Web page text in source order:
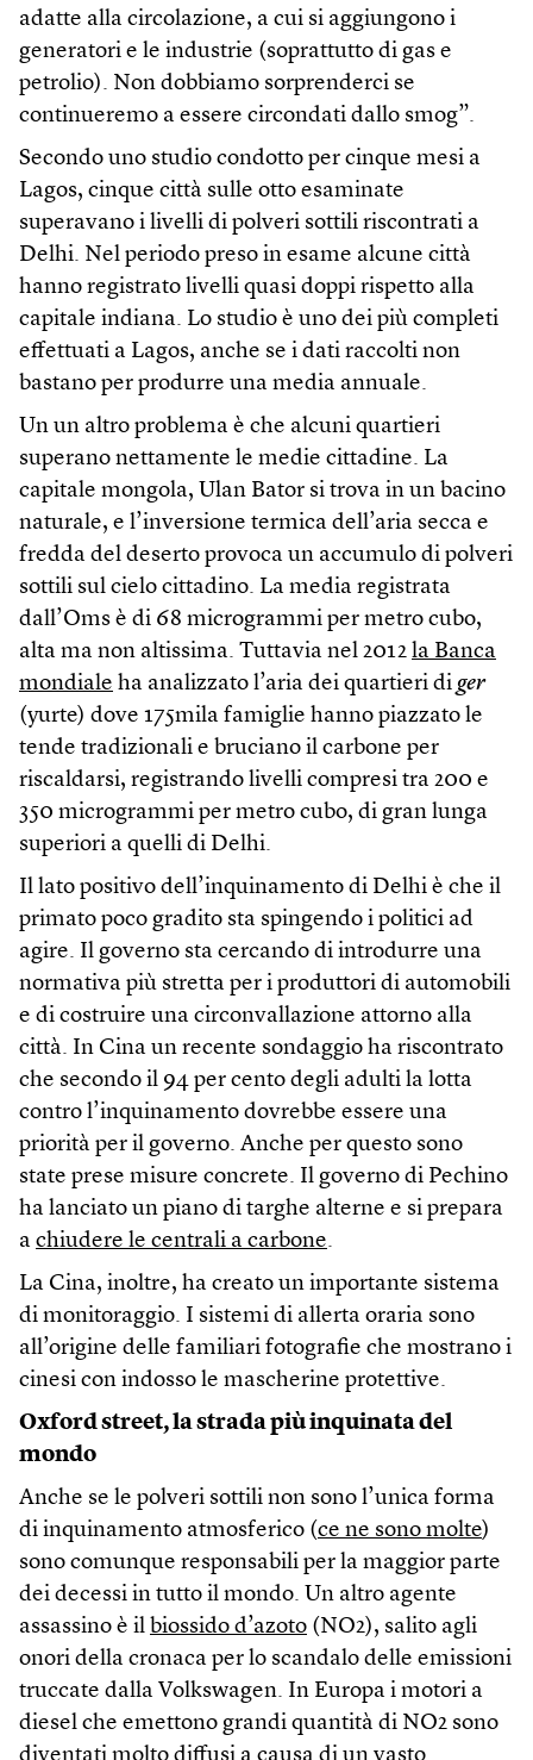
adatte alla circolazione, a cui si aggiungono i
generatori e le industrie (soprattutto di gas e
petrolio). Non dobbiamo sorprenderci se
continueremo a essere circondati dallo smog”.
Secondo uno studio condotto per cinque mesi a
Lagos, cinque città sulle otto esaminate
superavano i livelli di polveri sottili riscontrati a
Delhi. Nel periodo preso in esame alcune città
hanno registrato livelli quasi doppi rispetto alla
capitale indiana. Lo studio è uno dei più completi
effettuati a Lagos, anche se i dati raccolti non
bastano per produrre una media annuale.
Un un altro problema è che alcuni quartieri
superano nettamente le medie cittadine. La
capitale mongola, Ulan Bator si trova in un bacino
naturale, e l’inversione termica dell’aria secca e
fredda del deserto provoca un accumulo di polveri
sottili sul cielo cittadino. La media registrata
dall’Oms è di 68 microgrammi per metro cubo,
alta ma non altissima. Tuttavia nel 2012 la Banca
mondiale ha analizzato l’aria dei quartieri di ger
(yurte) dove 175mila famiglie hanno piazzato le
tende tradizionali e bruciano il carbone per
riscaldarsi, registrando livelli compresi tra 200 e
350 microgrammi per metro cubo, di gran lunga
superiori a quelli di Delhi.
Il lato positivo dell’inquinamento di Delhi è che il
primato poco gradito sta spingendo i politici ad
agire. Il governo sta cercando di introdurre una
normativa più stretta per i produttori di automobili
e di costruire una circonvallazione attorno alla
città. In Cina un recente sondaggio ha riscontrato
che secondo il 94 per cento degli adulti la lotta
contro l’inquinamento dovrebbe essere una
priorità per il governo. Anche per questo sono
state prese misure concrete. Il governo di Pechino
ha lanciato un piano di targhe alterne e si prepara
a chiudere le centrali a carbone.
La Cina, inoltre, ha creato un importante sistema
di monitoraggio. I sistemi di allerta oraria sono
all’origine delle familiari fotografie che mostrano i
cinesi con indosso le mascherine protettive.
Oxford street, la strada più inquinata del
mondo
Anche se le polveri sottili non sono l’unica forma
di inquinamento atmosferico (ce ne sono molte)
sono comunque responsabili per la maggior parte
dei decessi in tutto il mondo. Un altro agente
assassino è il biossido d’azoto (NO2), salito agli
onori della cronaca per lo scandalo delle emissioni
truccate dalla Volkswagen. In Europa i motori a
diesel che emettono grandi quantità di NO2 sono
diventati molto diffusi a causa di un vasto